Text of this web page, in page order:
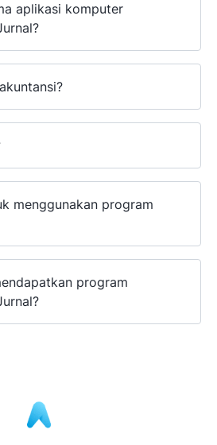
aplikasi komputer
menggunakan program
program